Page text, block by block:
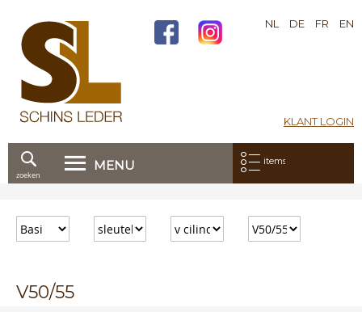
KLANT LOGIN
NL DE FR EN
MENU Mijn bestelling:
items
door
naar
zoeken
V50/55